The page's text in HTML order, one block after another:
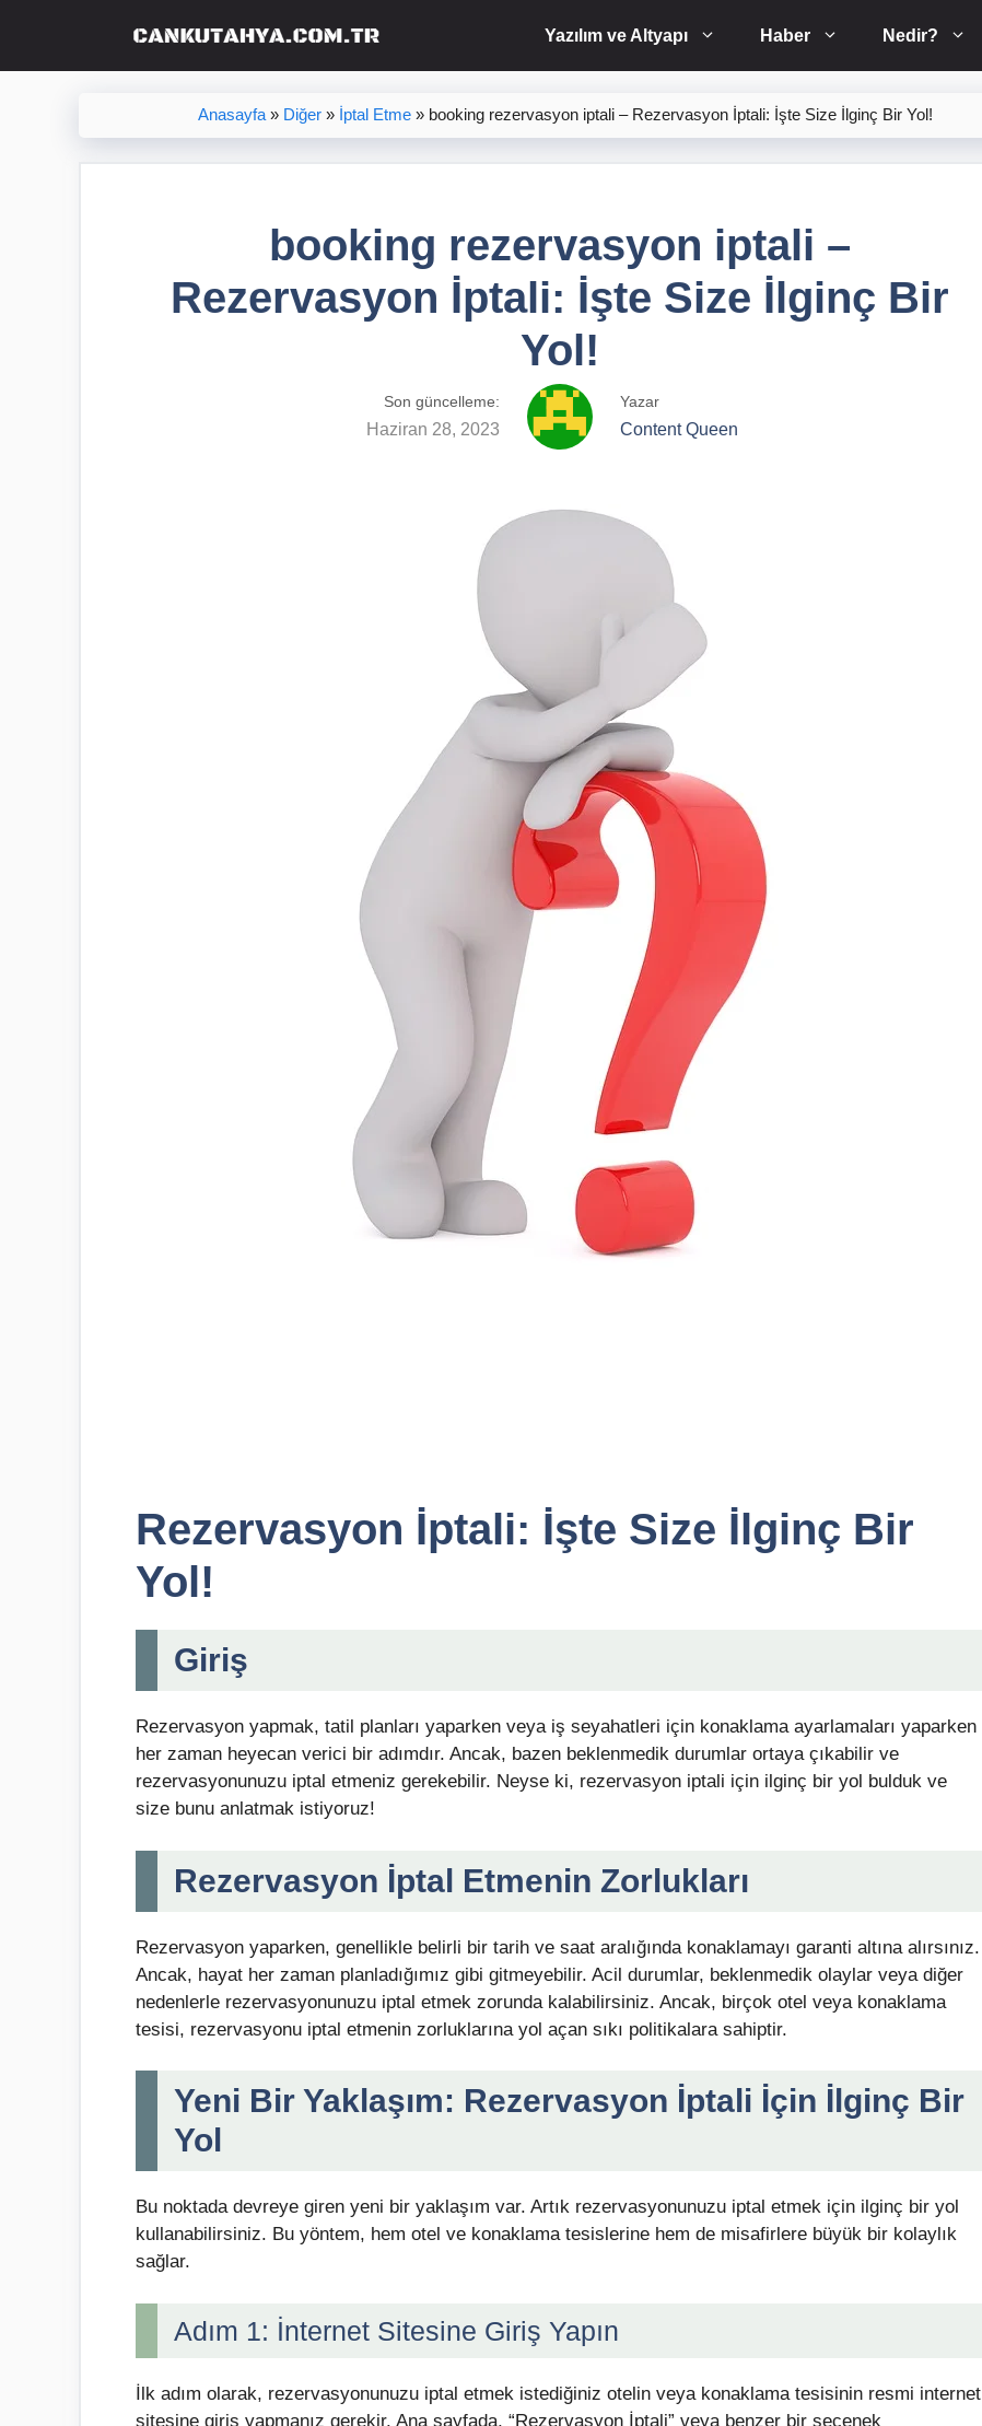
Yazılım ve Altyapı Haber Nedir?
Anasayfa » Diğer » İptal Etme » booking rezervasyon iptali – Rezervasyon İptali: İşte Size İlginç Bir Yol!
booking rezervasyon iptali –
Rezervasyon İptali: İşte Size İlginç Bir
Yol!
Son güncelleme:
Haziran 28, 2023
Yazar
Content Queen
Rezervasyon İptali: İşte Size İlginç Bir
Yol!
Giriş
Rezervasyon yapmak, tatil planları yaparken veya iş seyahatleri için konaklama ayarlamaları yaparken
her zaman heyecan verici bir adımdır. Ancak, bazen beklenmedik durumlar ortaya çıkabilir ve
rezervasyonunuzu iptal etmeniz gerekebilir. Neyse ki, rezervasyon iptali için ilginç bir yol bulduk ve
size bunu anlatmak istiyoruz!
Rezervasyon İptal Etmenin Zorlukları
Rezervasyon yaparken, genellikle belirli bir tarih ve saat aralığında konaklamayı garanti altına alırsınız.
Ancak, hayat her zaman planladığımız gibi gitmeyebilir. Acil durumlar, beklenmedik olaylar veya diğer
nedenlerle rezervasyonunuzu iptal etmek zorunda kalabilirsiniz. Ancak, birçok otel veya konaklama
tesisi, rezervasyonu iptal etmenin zorluklarına yol açan sıkı politikalara sahiptir.
Yeni Bir Yaklaşım: Rezervasyon İptali İçin İlginç Bir
Yol
Bu noktada devreye giren yeni bir yaklaşım var. Artık rezervasyonunuzu iptal etmek için ilginç bir yol
kullanabilirsiniz. Bu yöntem, hem otel ve konaklama tesislerine hem de misafirlere büyük bir kolaylık
sağlar.
Adım 1: İnternet Sitesine Giriş Yapın
İlk adım olarak, rezervasyonunuzu iptal etmek istediğiniz otelin veya konaklama tesisinin resmi internet
sitesine giriş yapmanız gerekir. Ana sayfada, “Rezervasyon İptali” veya benzer bir seçenek